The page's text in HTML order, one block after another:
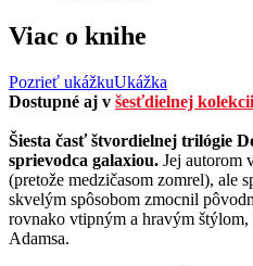
Viac o knihe
Pozrieť ukážkuUkážka
Dostupné aj v šesťdielnej kolekcii
Šiesta časť štvordielnej trilógie
sprievodca galaxiou. Jej autorom
(pretože medzičasom zomrel), ale
skvelým spôsobom zmocnil
rovnako vtipným a hravým štýlom,
Adamsa.